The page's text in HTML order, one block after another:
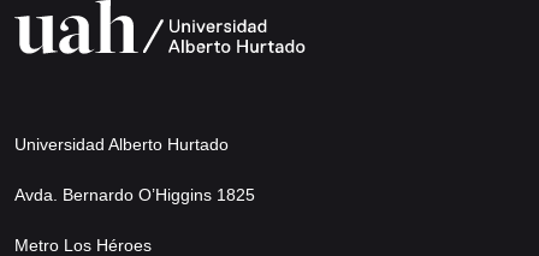
Universidad Alberto Hurtado
Avda. Bernardo O’Higgins 1825
Metro Los Héroes